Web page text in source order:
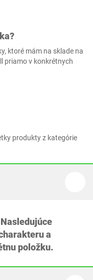
ktoré mám na sklade na
priamo v konkrétnych
produkty z kategórie
a
položku.